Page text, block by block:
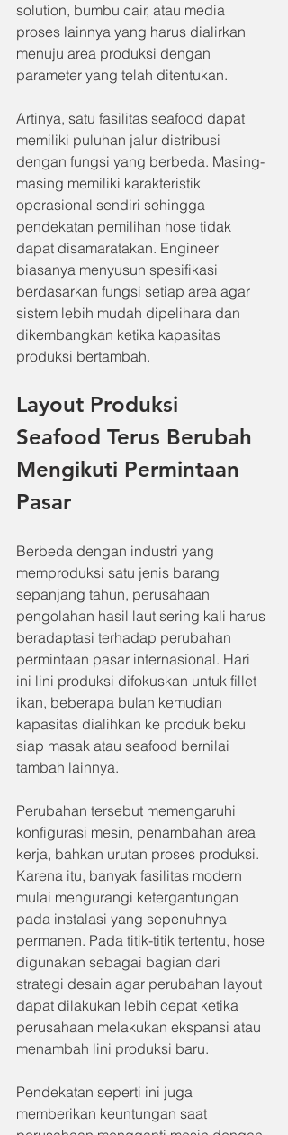
solution, bumbu cair, atau media
proses lainnya yang harus dialirkan
menuju area produksi dengan
parameter yang telah ditentukan.
Artinya, satu fasilitas seafood dapat
memiliki puluhan jalur distribusi
dengan fungsi yang berbeda. Masing-
masing memiliki karakteristik
operasional sendiri sehingga
pendekatan pemilihan hose tidak
dapat disamaratakan. Engineer
biasanya menyusun spesifikasi
berdasarkan fungsi setiap area agar
sistem lebih mudah dipelihara dan
dikembangkan ketika kapasitas
produksi bertambah.
Layout Produksi
Seafood Terus Berubah
Mengikuti Permintaan
Pasar
Berbeda dengan industri yang
memproduksi satu jenis barang
sepanjang tahun, perusahaan
pengolahan hasil laut sering kali harus
beradaptasi terhadap perubahan
permintaan pasar internasional. Hari
ini lini produksi difokuskan untuk fillet
ikan, beberapa bulan kemudian
kapasitas dialihkan ke produk beku
siap masak atau seafood bernilai
tambah lainnya.
Perubahan tersebut memengaruhi
konfigurasi mesin, penambahan area
kerja, bahkan urutan proses produksi.
Karena itu, banyak fasilitas modern
mulai mengurangi ketergantungan
pada instalasi yang sepenuhnya
permanen. Pada titik-titik tertentu, hose
digunakan sebagai bagian dari
strategi desain agar perubahan layout
dapat dilakukan lebih cepat ketika
perusahaan melakukan ekspansi atau
menambah lini produksi baru.
Pendekatan seperti ini juga
memberikan keuntungan saat